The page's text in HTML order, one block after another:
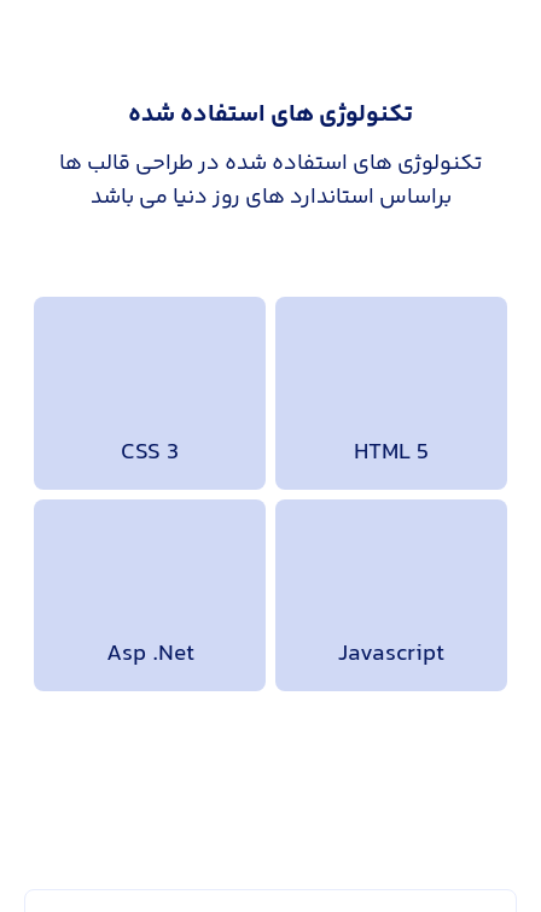
تکنولوژی های استفاده شده
تکنولوژی های استفاده شده در طراحی قالب ها
براساس استاندارد های روز دنیا می باشد
HTML 5
CSS 3
Javascript
Asp .Net